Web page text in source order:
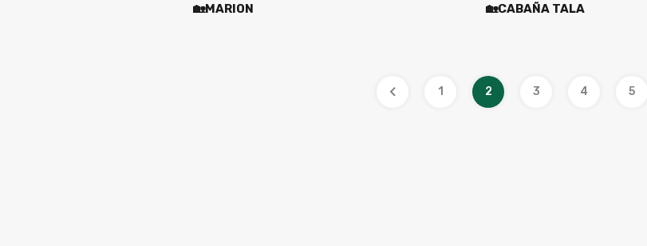
🏡MARION 🏡CABAÑA TALA
1 2 3 4 5